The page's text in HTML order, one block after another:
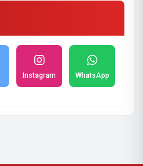
Instagram WhatsApp